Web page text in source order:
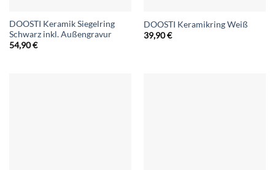
DOOSTI Keramik Siegelring
Schwarz inkl. Außengravur
54,90€
DOOSTI Keramikring Weiß
39,90€